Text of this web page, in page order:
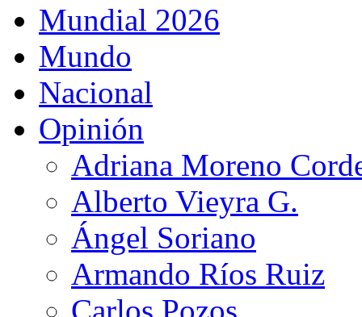
Mundial 2026
Mundo
Nacional
Opinión
Adriana Moreno
Alberto Vieyra G.
Ángel Soriano
Armando Ríos Ruiz
Carlos Pozos